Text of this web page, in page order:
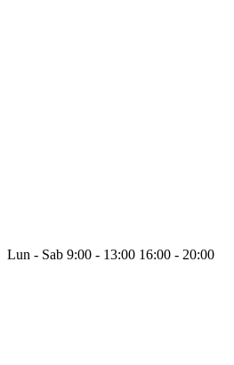
Lun - Sab 9:00 - 13:00 16:00 - 20:00